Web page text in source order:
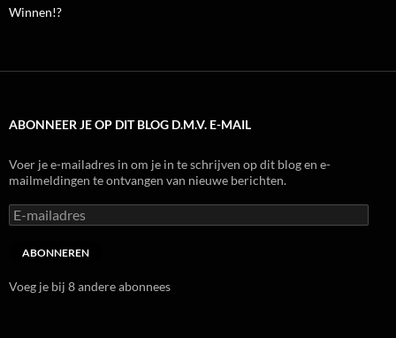
Winnen!?
ABONNEER JE OP DIT BLOG D.M.V. E-MAIL
Voer je e-mailadres in om je in te schrijven op dit blog en e-
mailmeldingen te ontvangen van nieuwe berichten.
E-
mailadres
ABONNEREN
Voeg je bij 8 andere abonnees